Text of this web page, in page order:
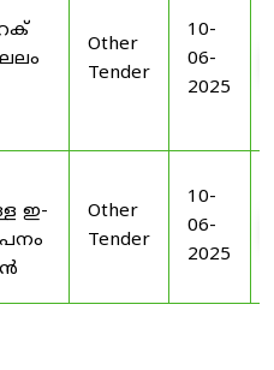
Other
Tender
10-
06-
2025
ഇ-
Other
Tender
10-
06-
2025